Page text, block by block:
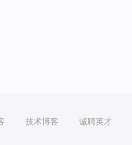
技术博客 诚聘英才